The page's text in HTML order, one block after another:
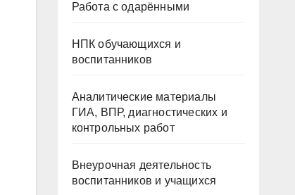
Работа с одарёнными
НПК обучающихся и
воспитанников
Аналитические материалы
ГИА, ВПР, диагностических и
контрольных работ
Внеурочная деятельность
воспитанников и учащихся